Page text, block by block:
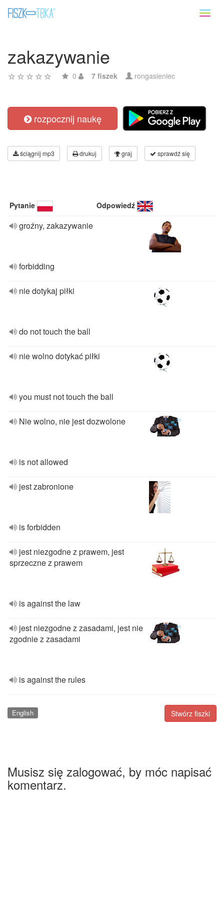
zakazywanie
0 7 fiszek rongasieniec
rozpocznij naukę
ściągnij mp3 drukuj graj sprawdź się
Pytanie Odpowiedź
groźny, zakazywanie
forbidding
nie dotykaj piłki
do not touch the ball
nie wolno dotykać piłki
you must not touch the ball
Nie wolno, nie jest dozwolone
is not allowed
jest zabronione
is forbidden
jest niezgodne z prawem, jest
sprzeczne z prawem
is against the law
jest niezgodne z zasadami, jest nie
zgodnie z zasadami
is against the rules
Stwórz fiszki
English
Musisz się zalogować, by móc napisać
komentarz.